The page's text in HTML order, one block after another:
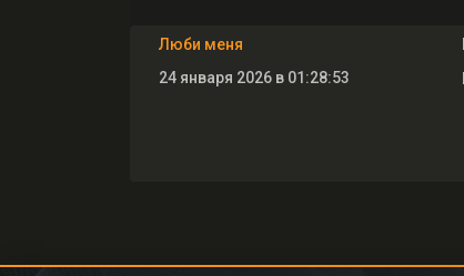
Люби меня
24 января 2026 в 01:28:53